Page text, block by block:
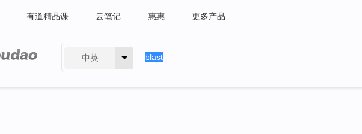
有道精品课 云笔记 惠惠 更多产品
中英